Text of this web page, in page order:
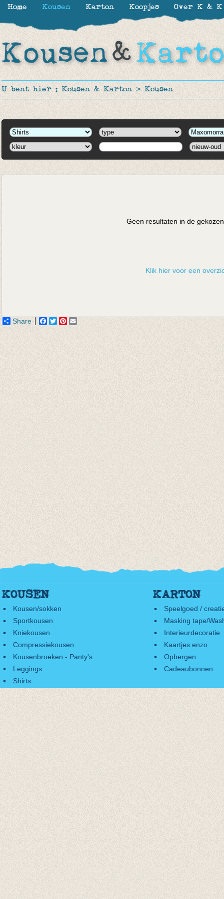
U bent hier : Kousen & Karton > Kousen
Geen resultaten in de
Klik hier voor een
Share Facebook
TwitterPinterest
KOUSEN
Kousen/sokken
Sportkousen
Kniekousen
Compressiekousen
Kousenbroeken - Panty's
Leggings
Shirts
KARTON
Speelgoed /
Masking tape/
Interieurdecoratie
Kaartjes enzo
Opbergen
Cadeaubonnen
Home Kousen Karton Koopjes Over K & K